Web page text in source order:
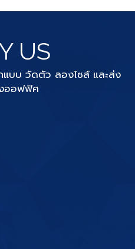
US
บบ วัดตัว ลองไซส์ และส่ง
ออฟฟิศ